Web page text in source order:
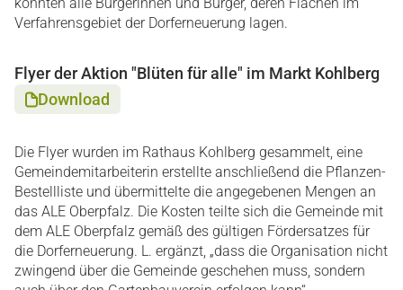
konnten alle Bürgerinnen und Bürger, deren Flächen im
Verfahrensgebiet der Dorferneuerung lagen.
Flyer der Aktion "Blüten für alle" im Markt Kohlberg
Download
Die Flyer wurden im Rathaus Kohlberg gesammelt, eine
Gemeindemitarbeiterin erstellte anschließend die Pflanzen-
Bestellliste und übermittelte die angegebenen Mengen an
das ALE Oberpfalz. Die Kosten teilte sich die Gemeinde mit
dem ALE Oberpfalz gemäß des gültigen Fördersatzes für
die Dorferneuerung. L. ergänzt, „dass die Organisation nicht
zwingend über die Gemeinde geschehen muss, sondern